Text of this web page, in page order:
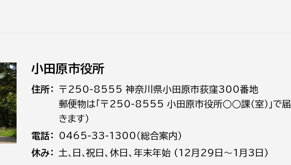
小田原市役所
住所
〒250-8555 神奈川県小田原市荻窪300番地
郵便物は「〒250-8555 小田原市役所○○課（室）」で届
きます）
電話
0465-33-1300（総合案内）
休み
土､日､祝日、休日、年末年始 (12月29日～1月3日)